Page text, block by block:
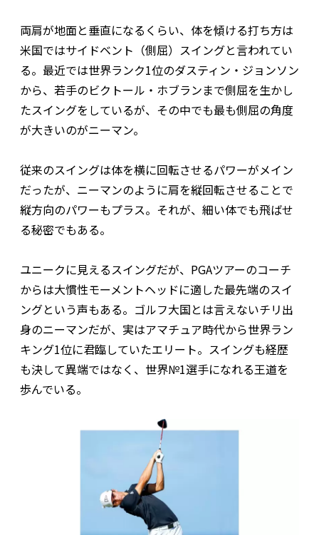
両肩が地面と垂直になるくらい、体を傾ける打ち方は
米国ではサイドベント（側屈）スイングと言われてい
る。最近では世界ランク1位のダスティン・ジョンソン
から、若手のビクトール・ホブランまで側屈を生かし
たスイングをしているが、その中でも最も側屈の角度
が大きいのがニーマン。
従来のスイングは体を横に回転させるパワーがメイン
だったが、ニーマンのように肩を縦回転させることで
縦方向のパワーもプラス。それが、細い体でも飛ばせ
る秘密でもある。
ユニークに見えるスイングだが、PGAツアーのコーチ
からは大慣性モーメントヘッドに適した最先端のスイ
ングという声もある。ゴルフ大国とは言えないチリ出
身のニーマンだが、実はアマチュア時代から世界ラン
キング1位に君臨していたエリート。スイングも経歴
も決して異端ではなく、世界№1選手になれる王道を
歩んでいる。